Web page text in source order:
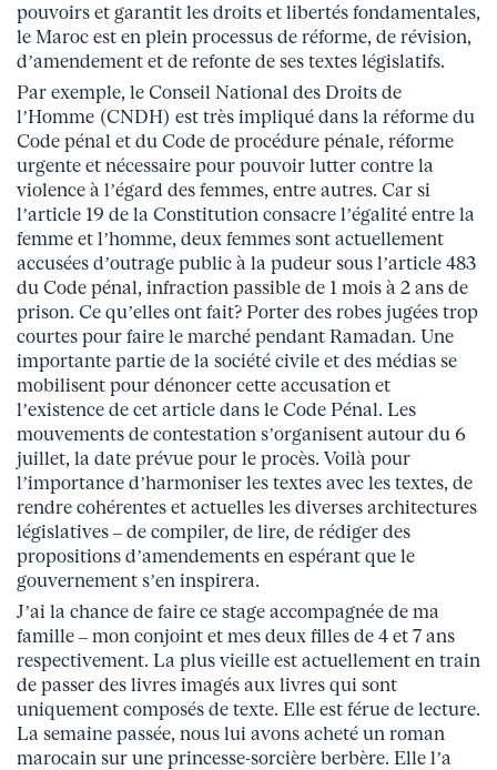
pouvoirs et garantit les droits et libertés fondamentales,
le Maroc est en plein processus de réforme, de révision,
d’amendement et de refonte de ses textes législatifs.
Par exemple, le Conseil National des Droits de
l’Homme (CNDH) est très impliqué dans la réforme du
Code pénal et du Code de procédure pénale, réforme
urgente et nécessaire pour pouvoir lutter contre la
violence à l’égard des femmes, entre autres. Car si
l’article 19 de la Constitution consacre l’égalité entre la
femme et l’homme, deux femmes sont actuellement
accusées d’outrage public à la pudeur sous l’article 483
du Code pénal, infraction passible de 1 mois à 2 ans de
prison. Ce qu’elles ont fait? Porter des robes jugées trop
courtes pour faire le marché pendant Ramadan. Une
importante partie de la société civile et des médias se
mobilisent pour dénoncer cette accusation et
l’existence de cet article dans le Code Pénal. Les
mouvements de contestation s’organisent autour du 6
juillet, la date prévue pour le procès. Voilà pour
l’importance d’harmoniser les textes avec les textes, de
rendre cohérentes et actuelles les diverses architectures
législatives – de compiler, de lire, de rédiger des
propositions d’amendements en espérant que le
gouvernement s’en inspirera.
J’ai la chance de faire ce stage accompagnée de ma
famille – mon conjoint et mes deux filles de 4 et 7 ans
respectivement. La plus vieille est actuellement en train
de passer des livres imagés aux livres qui sont
uniquement composés de texte. Elle est férue de lecture.
La semaine passée, nous lui avons acheté un roman
marocain sur une princesse-sorcière berbère. Elle l’a